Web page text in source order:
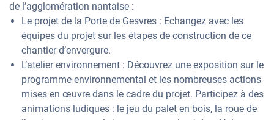
de l’agglomération nantaise :
Le projet de la Porte de Gesvres : Echangez avec les
équipes du projet sur les étapes de construction de ce
chantier d’envergure.
L’atelier environnement : Découvrez une exposition sur le
programme environnemental et les nombreuses actions
mises en œuvre dans le cadre du projet. Participez à des
animations ludiques : le jeu du palet en bois, la roue de